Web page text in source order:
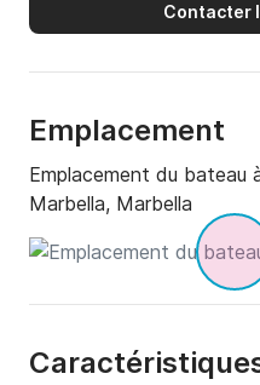
Contacter
Emplacement
Emplacement du bateau
Marbella, Marbella